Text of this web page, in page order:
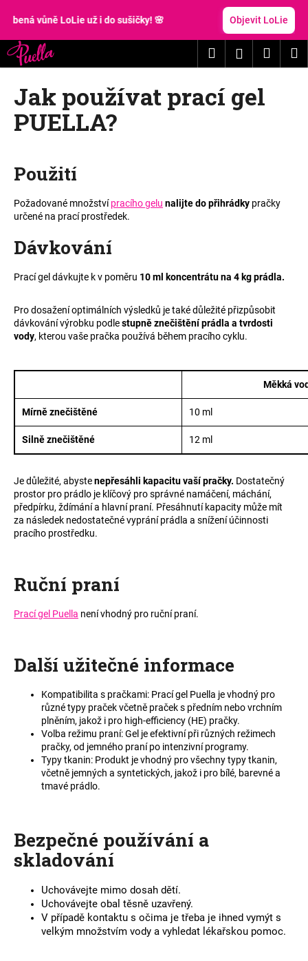
vůně LoLie už i do sušičky! 🌸 Objevit LoLie
HledatPřihlášení
Jak používat prací gel
PUELLA?
Použití
Požadované množstvípracího gelu nalijte do přihrádky pračky
určené na prací prostředek.
Dávkování
Prací gel dávkujte k v poměru 10 ml koncentrátu na 4 kg prádla.
Pro dosažení optimálních výsledků je také důležité přizpůsobit
dávkování výrobku podlestupně znečištění prádla a tvrdosti
vody, kterou vaše pračka používá během pracího cyklu.
Měkká
Mírně znečištěné 10 ml
Silně znečištěné 12 ml
Je důležité, abystenepřesáhli kapacitu vaší pračky. Dostatečný
prostor pro prádlo je klíčový pro správné namáčení, máchání,
předpírku, ždímání a hlavní praní. Přesáhnutí kapacity může mít
za následek nedostatečné vyprání prádla a snížení účinnosti
pracího prostředku.
Ruční praní
Prací gel Puella není vhodný pro ruční praní.
Další užitečné informace
Kompatibilita s pračkami: Prací gel Puella je vhodný pro
různé typy praček včetně praček s předním nebo vrchním
plněním, jakož i pro high-efficiency (HE) pračky.
Volba režimu praní: Gel je efektivní při různých režimech
pračky, od jemného praní po intenzivní programy.
Typy tkanin: Produkt je vhodný pro všechny typy tkanin,
včetně jemných a syntetických, jakož i pro bílé, barevné a
tmavé prádlo.
Bezpečné používání a
skladování
Uchovávejte mimo dosah dětí.
Uchovávejte obal těsně uzavřený.
V případě kontaktu s očima je třeba je ihned vymýt s
velkým množstvím vody a vyhledat lékařskou pomoc.
š
í
C
o
p
o
ř
e
b
u
j
e
t
n
a
j
?
D
o
o
r
č
e